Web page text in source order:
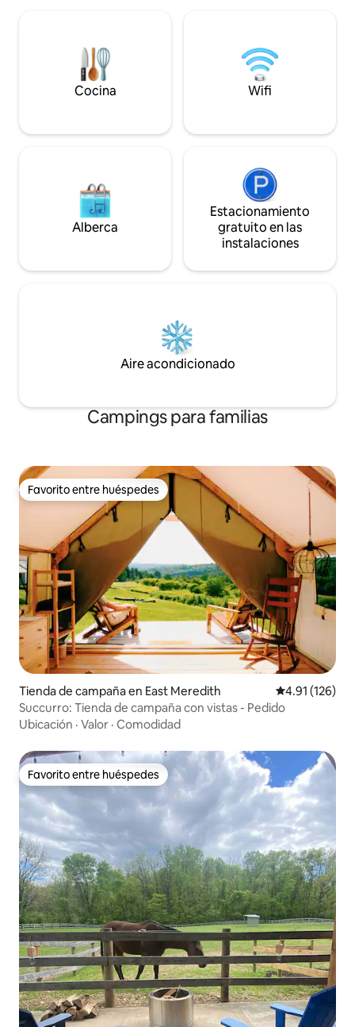
Ithaca, Watkins Glen, parques estatales:
Treman, Buttermilk, Taughannock &
Watkins Glen y 60 bodegas/cervecerías
historias y
estrellado.
tranquila que
Cocina Wifi
Alberca
Estacionamiento
gratuito en las
instalaciones
Aire acondicionado
Campings para familias
Favorito entre huéspedes
Favorito entre huéspedes
Tienda de campaña en East Meredith Calificación
4.91 (126)
Succurro: Tienda de campaña con vistas - Pedido
Ubicación · Valor · Comodidad
Favorito entre huéspedes
Favorito entre huéspedes